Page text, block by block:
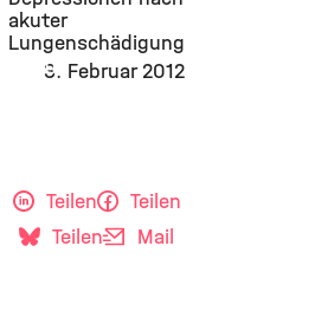
akuter
Lungenschädigung
3. Februar 2012
Teilen
Teilen
Teilen
Mail